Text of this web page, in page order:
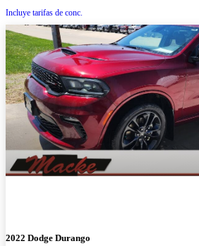
Incluye tarifas de conc.
2022 Dodge Durango